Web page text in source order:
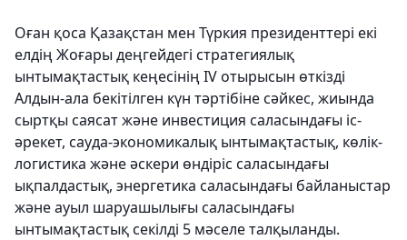
Оған қоса Қазақстан мен Түркия президенттері екі
елдің Жоғары деңгейдегі стратегиялық
ынтымақтастық кеңесінің IV отырысын өткізді
Алдын-ала бекітілген күн тәртібіне сәйкес, жиында
сыртқы саясат және инвестиция саласындағы іс-
әрекет, сауда-экономикалық ынтымақтастық, көлік-
логистика және әскери өндіріс саласындағы
ықпалдастық, энергетика саласындағы байланыстар
және ауыл шаруашылығы саласындағы
ынтымақтастық секілді 5 мәселе талқыланды.